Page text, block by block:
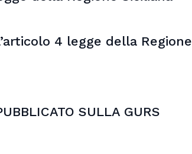
4 legge della Regione
SULLA GURS